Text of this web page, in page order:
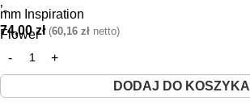
’-
74,00zł (60,16 zł netto)
DODAJ DO KOSZYKA